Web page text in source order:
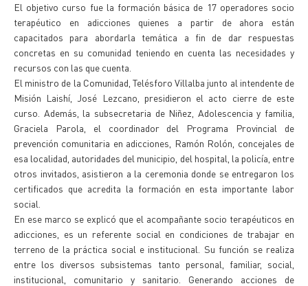
El objetivo curso fue la formación básica de 17 operadores socio
terapéutico en adicciones quienes a partir de ahora están
capacitados para abordarla temática a fin de dar respuestas
concretas en su comunidad teniendo en cuenta las necesidades y
recursos con las que cuenta.
El ministro de la Comunidad, Telésforo Villalba junto al intendente de
Misión Laishí, José Lezcano, presidieron el acto cierre de este
curso. Además, la subsecretaria de Niñez, Adolescencia y familia,
Graciela Parola, el coordinador del Programa Provincial de
prevención comunitaria en adicciones, Ramón Rolón, concejales de
esa localidad, autoridades del municipio, del hospital, la policía, entre
otros invitados, asistieron a la ceremonia donde se entregaron los
certificados que acredita la formación en esta importante labor
social.
En ese marco se explicó que el acompañante socio terapéuticos en
adicciones, es un referente social en condiciones de trabajar en
terreno de la práctica social e institucional. Su función se realiza
entre los diversos subsistemas tanto personal, familiar, social,
institucional, comunitario y sanitario. Generando acciones de